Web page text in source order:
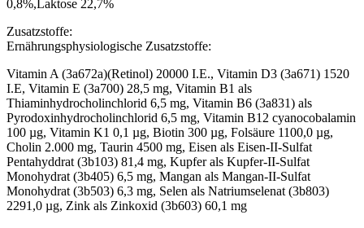
0,8%,Laktose 22,7%
Zusatzstoffe:
Ernährungsphysiologische Zusatzstoffe:
Vitamin A (3a672a)(Retinol) 20000 I.E., Vitamin D3 (3a671) 1520
I.E, Vitamin E (3a700) 28,5 mg, Vitamin B1 als
Thiaminhydrocholinchlorid 6,5 mg, Vitamin B6 (3a831) als
Pyrodoxinhydrocholinchlorid 6,5 mg, Vitamin B12 cyanocobalamin
100 µg, Vitamin K1 0,1 µg, Biotin 300 µg, Folsäure 1100,0 µg,
Cholin 2.000 mg, Taurin 4500 mg, Eisen als Eisen-II-Sulfat
Pentahyddrat (3b103) 81,4 mg, Kupfer als Kupfer-II-Sulfat
Monohydrat (3b405) 6,5 mg, Mangan als Mangan-II-Sulfat
Monohydrat (3b503) 6,3 mg, Selen als Natriumselenat (3b803)
2291,0 µg, Zink als Zinkoxid (3b603) 60,1 mg